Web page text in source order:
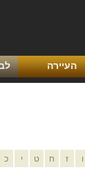
העיירה
ו ז ח ט י כ